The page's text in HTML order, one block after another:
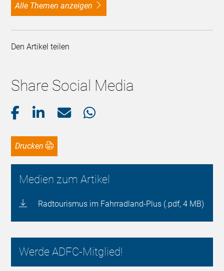
alle Themen anzeigen
Den Artikel teilen
Share Social Media
Drucken
Medien zum Artikel
Radtourismus im Fahrradland-Plus (.pdf, 4 MB)
Werde ADFC-Mitglied!